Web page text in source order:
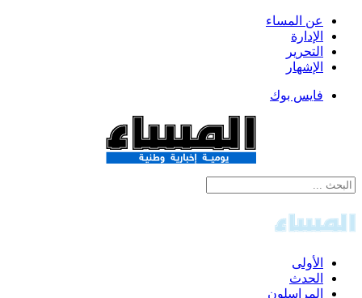
عن المساء
الإدارة
التحرير
الإشهار
فايس بوك
الأولى
الحدث
المراسلون